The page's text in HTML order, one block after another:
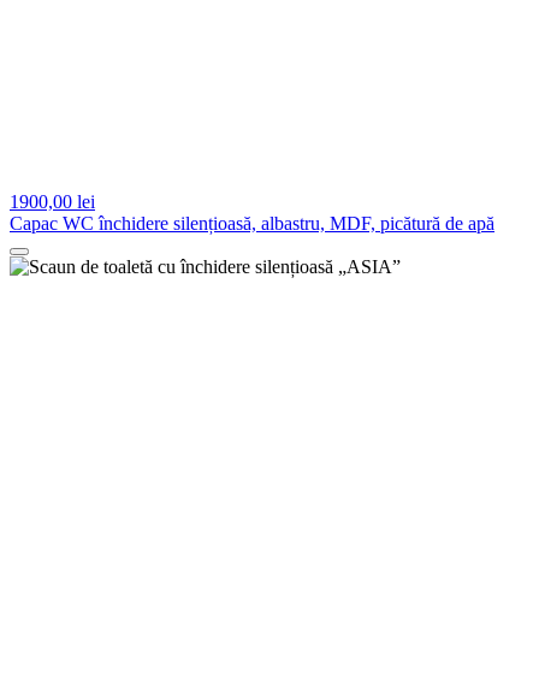
1900,00 lei
Capac WC închidere silențioasă, albastru, MDF, picătură de apă